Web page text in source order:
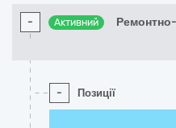
- Активний
- Позиції